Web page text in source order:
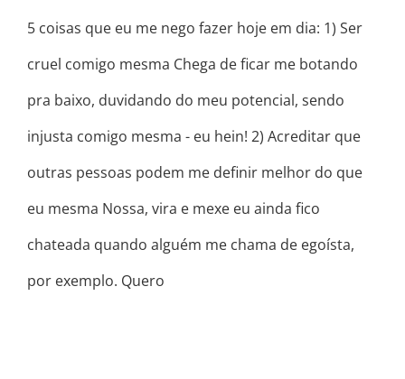
5 coisas que eu me nego fazer hoje em dia: 1) Ser
cruel comigo mesma Chega de ficar me botando
pra baixo, duvidando do meu potencial, sendo
injusta comigo mesma - eu hein! 2) Acreditar que
outras pessoas podem me definir melhor do que
eu mesma Nossa, vira e mexe eu ainda fico
chateada quando alguém me chama de egoísta,
por exemplo. Quero